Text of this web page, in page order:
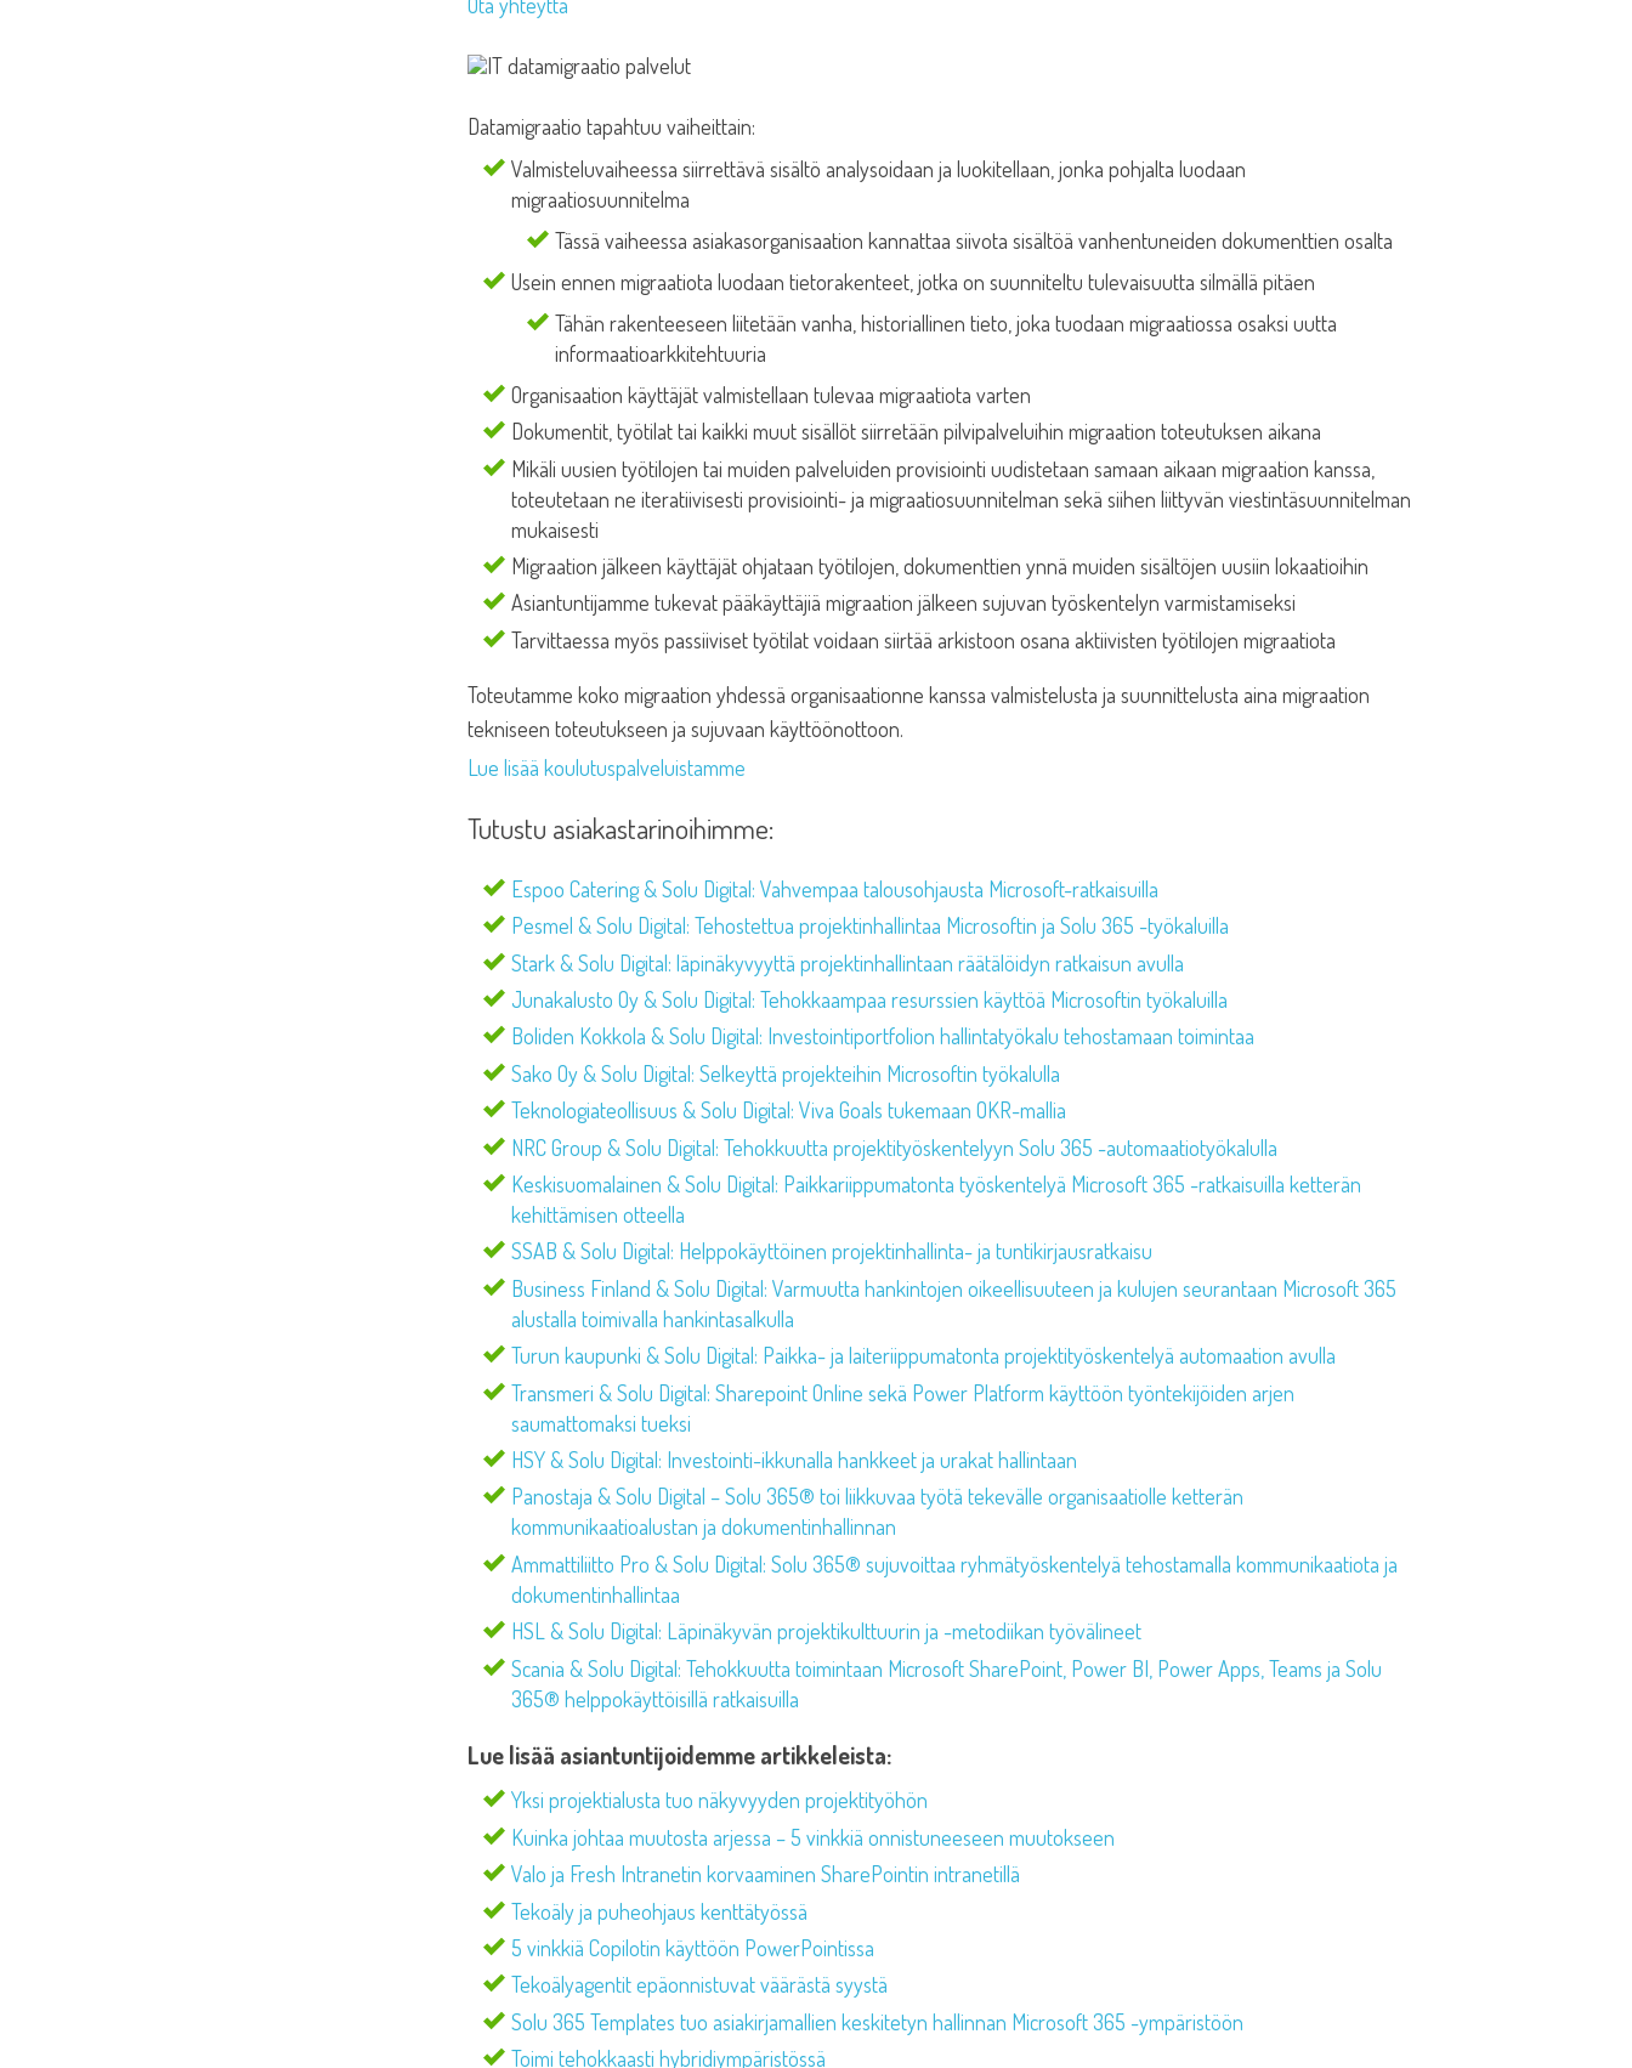
Datamigraatio tapahtuu vaiheittain:
Valmisteluvaiheessa siirrettävä sisältö analysoidaan ja luokitellaan, jonka pohjalta luodaan
migraatiosuunnitelma
Tässä vaiheessa asiakasorganisaation kannattaa siivota sisältöä vanhentuneiden dokumenttien osalta
Usein ennen migraatiota luodaan tietorakenteet, jotka on suunniteltu tulevaisuutta silmällä pitäen
Tähän rakenteeseen liitetään vanha, historiallinen tieto, joka tuodaan migraatiossa osaksi uutta
informaatioarkkitehtuuria
Organisaation käyttäjät valmistellaan tulevaa migraatiota varten
Dokumentit, työtilat tai kaikki muut sisällöt siirretään pilvipalveluihin migraation toteutuksen aikana
Mikäli uusien työtilojen tai muiden palveluiden provisiointi uudistetaan samaan aikaan migraation kanssa,
toteutetaan ne iteratiivisesti provisiointi- ja migraatiosuunnitelman sekä siihen liittyvän viestintäsuunnitelman
mukaisesti
Migraation jälkeen käyttäjät ohjataan työtilojen, dokumenttien ynnä muiden sisältöjen uusiin lokaatioihin
Asiantuntijamme tukevat pääkäyttäjiä migraation jälkeen sujuvan työskentelyn varmistamiseksi
Tarvittaessa myös passiiviset työtilat voidaan siirtää arkistoon osana aktiivisten työtilojen migraatiota
Toteutamme koko migraation yhdessä organisaationne kanssa valmistelusta ja suunnittelusta aina migraation
tekniseen toteutukseen ja sujuvaan käyttöönottoon.
Lue lisää koulutuspalveluistamme
Tutustu asiakastarinoihimme:
Espoo Catering & Solu Digital: Vahvempaa talousohjausta Microsoft-ratkaisuilla
Pesmel & Solu Digital: Tehostettua projektinhallintaa Microsoftin ja Solu 365 -työkaluilla
Stark & Solu Digital: läpinäkyvyyttä projektinhallintaan räätälöidyn ratkaisun avulla
Junakalusto Oy & Solu Digital: Tehokkaampaa resurssien käyttöä Microsoftin työkaluilla
Boliden Kokkola & Solu Digital: Investointiportfolion hallintatyökalu tehostamaan toimintaa
Sako Oy & Solu Digital: Selkeyttä projekteihin Microsoftin työkalulla
Teknologiateollisuus & Solu Digital: Viva Goals tukemaan OKR-mallia
NRC Group & Solu Digital: Tehokkuutta projektityöskentelyyn Solu 365 -automaatiotyökalulla
Keskisuomalainen & Solu Digital: Paikkariippumatonta työskentelyä Microsoft 365 -ratkaisuilla ketterän
kehittämisen otteella
SSAB & Solu Digital: Helppokäyttöinen projektinhallinta- ja tuntikirjausratkaisu
Business Finland & Solu Digital: Varmuutta hankintojen oikeellisuuteen ja kulujen seurantaan Microsoft 365
alustalla toimivalla hankintasalkulla
Turun kaupunki & Solu Digital: Paikka- ja laiteriippumatonta projektityöskentelyä automaation avulla
Transmeri & Solu Digital: Sharepoint Online sekä Power Platform käyttöön työntekijöiden arjen
saumattomaksi tueksi
HSY & Solu Digital: Investointi-ikkunalla hankkeet ja urakat hallintaan
Panostaja & Solu Digital – Solu 365® toi liikkuvaa työtä tekevälle organisaatiolle ketterän
kommunikaatioalustan ja dokumentinhallinnan
Ammattiliitto Pro & Solu Digital: Solu 365® sujuvoittaa ryhmätyöskentelyä tehostamalla kommunikaatiota ja
dokumentinhallintaa
HSL & Solu Digital: Läpinäkyvän projektikulttuurin ja -metodiikan työvälineet
Scania & Solu Digital: Tehokkuutta toimintaan Microsoft SharePoint, Power BI, Power Apps, Teams ja Solu
365® helppokäyttöisillä ratkaisuilla
Lue lisää asiantuntijoidemme artikkeleista:
Yksi projektialusta tuo näkyvyyden projektityöhön
Kuinka johtaa muutosta arjessa – 5 vinkkiä onnistuneeseen muutokseen
Valo ja Fresh Intranetin korvaaminen SharePointin intranetillä
Tekoäly ja puheohjaus kenttätyössä
5 vinkkiä Copilotin käyttöön PowerPointissa
Tekoälyagentit epäonnistuvat väärästä syystä
Solu 365 Templates tuo asiakirjamallien keskitetyn hallinnan Microsoft 365 -ympäristöön
Toimi tehokkaasti hybridiympäristössä